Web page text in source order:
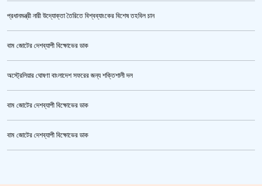
প্রধানমন্ত্রী নারী উদ্যোক্তা তৈরিতে বিশ্বব্যাংকের বিশেষ তহবিল চান
বাম জোটের দেশব্যাপী বিক্ষোভের ডাক
অস্ট্রেলিয়ার ঘোষণা বাংলাদেশ সফরের জন্য শক্তিশালী দল
বাম জোটের দেশব্যাপী বিক্ষোভের ডাক
বাম জোটের দেশব্যাপী বিক্ষোভের ডাক